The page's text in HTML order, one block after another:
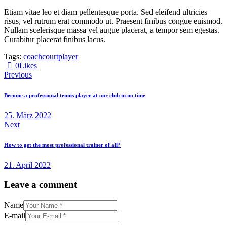
Etiam vitae leo et diam pellentesque porta. Sed eleifend ultricies
risus, vel rutrum erat commodo ut. Praesent finibus congue euismod.
Nullam scelerisque massa vel augue placerat, a tempor sem egestas.
Curabitur placerat finibus lacus.
Tags: coachcourtplayer
0Likes
Beitragsnavigation
Previous
Become a professional tennis player at our club in no time
25. März 2022
Next
How to get the most professional trainer of all?
21. April 2022
Leave a comment
Name
E-mail